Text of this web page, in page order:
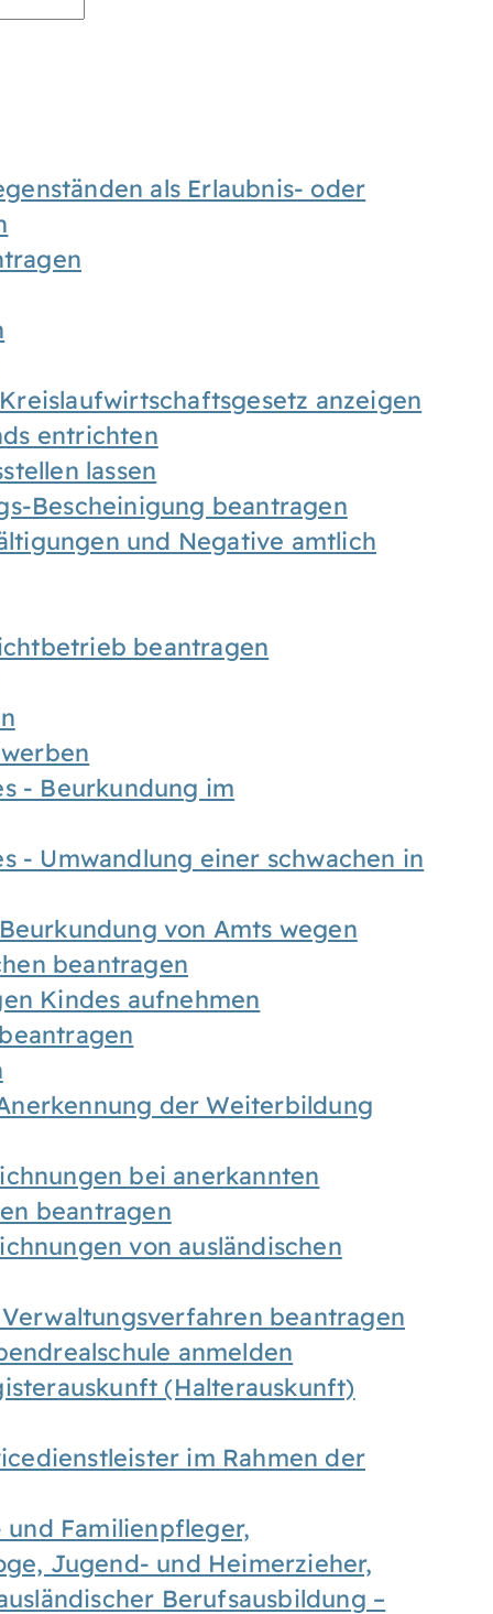
als Erlaubnis- oder
anzeigen
entrichten
lassen
Bescheinigung beantragen
und Negative amtlich
beantragen
- Beurkundung im
- Umwandlung einer schwachen in
von Amts wegen
beantragen
Kindes aufnehmen
der Weiterbildung
bei anerkannten
beantragen
von ausländischen
beantragen
anmelden
(Halterauskunft)
im Rahmen der
Familienpfleger,
Jugend- und Heimerzieher,
Berufsausbildung –